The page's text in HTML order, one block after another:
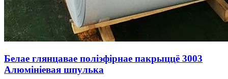
Белае глянцавае поліэфірнае пакрыццё 3003
Алюмініевая шпулька